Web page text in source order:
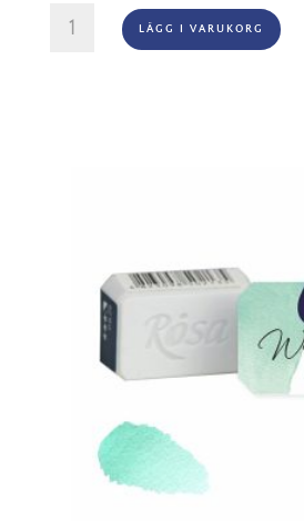
Winsor
LÄGG I VARUKORG